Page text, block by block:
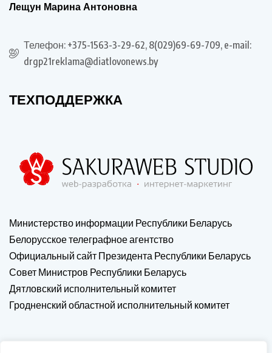
Лещун Марина Антоновна
Телефон: +375-1563-3-29-62, 8(029)69-69-709, e-mail:
drgp21reklama@diatlovonews.by
ТЕХПОДДЕРЖКА
Министерство информации Республики Беларусь
Белорусское телеграфное агентство
Официальный сайт Президента Республики Беларусь
Совет Министров Республики Беларусь
Дятловский исполнительный комитет
Гродненский областной исполнительный комитет